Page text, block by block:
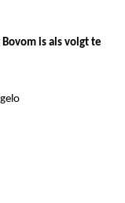
is als volgt te